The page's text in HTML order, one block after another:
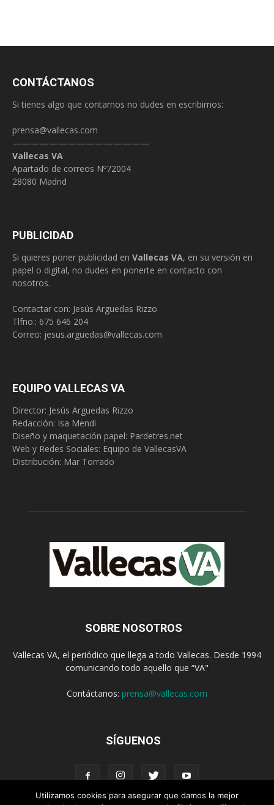
CONTÁCTANOS
Si tienes algo que contarnos no dudes en escribirnos:
prensa@vallecas.com
———————————————
Vallecas VA
Apartado de correos Nº72004
28080 Madrid
PUBLICIDAD
Si quieres poner publicidad en Vallecas VA, en su versión en
papel o digital, no dudes en ponerte en contacto con
nosotros.
Contactar con: Jesús Arguedas Rizzo
Tlfno.: 675 646 204
Correo: jesus.arguedas@vallecas.com
EQUIPO VALLECAS VA
Director: Jesús Arguedas Rizzo
Redacción: Isa Mendi
Diseño y maquetación papel: Pardetres.net
Web y Redes Sociales: Equipo de VallecasVA
Distribución: Mar Torrado
SOBRE NOSOTROS
Vallecas VA, el periódico que llega a todo Vallecas. Desde 1994
comunicando todo aquello que “VA"
Contáctanos: prensa@vallecas.com
SÍGUENOS
Utilizamos cookies para asegurar que damos la mejor